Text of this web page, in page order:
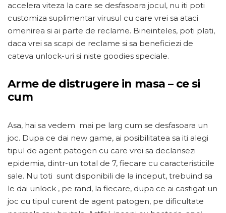
accelera viteza la care se desfasoara jocul, nu iti poti
customiza suplimentar virusul cu care vrei sa ataci
omenirea si ai parte de reclame. Bineinteles, poti plati,
daca vrei sa scapi de reclame si sa beneficiezi de
cateva unlock-uri si niste goodies speciale.
Arme de distrugere in masa – ce si
cum
Asa, hai sa vedem mai pe larg cum se desfasoara un
joc. Dupa ce dai new game, ai posibilitatea sa iti alegi
tipul de agent patogen cu care vrei sa declansezi
epidemia, dintr-un total de 7, fiecare cu caracteristicile
sale. Nu toti sunt disponibili de la inceput, trebuind sa
le dai unlock , pe rand, la fiecare, dupa ce ai castigat un
joc cu tipul curent de agent patogen, pe dificultate